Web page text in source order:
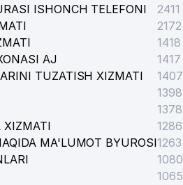
ISHONCH TELEFONI
2411
2172
1418
AJ
1417
TUZATISH XIZMATI
1407
1398
1378
XIZMATI
1286
MA'LUMOT BYUROSI1263
1080
1065